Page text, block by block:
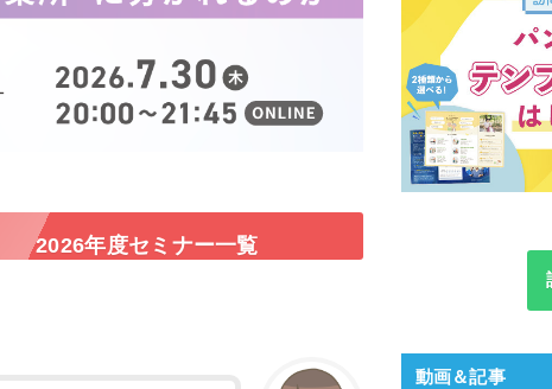
2026年度セミナー一覧
動画＆記事